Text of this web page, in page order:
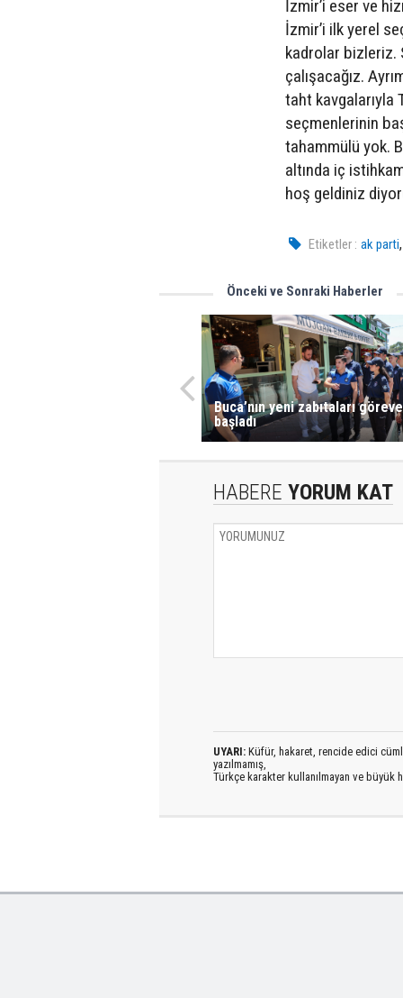
İzmir’i eser ve
İzmir’i ilk yerel
kadrolar bizleriz.
çalışacağız.
taht kavgalarıyla
seçmenlerinin
tahammülü yok.
altında iç
hoş geldiniz
Etiketler : ak parti
Önceki ve Sonraki Haberler
Buca’nın yeni zabıtaları göreve
başladı
HABERE YORUM KAT
UYARI: Küfür, hakaret, rencide edici
yazılmamış,
Türkçe karakter kullanılmayan ve büyük